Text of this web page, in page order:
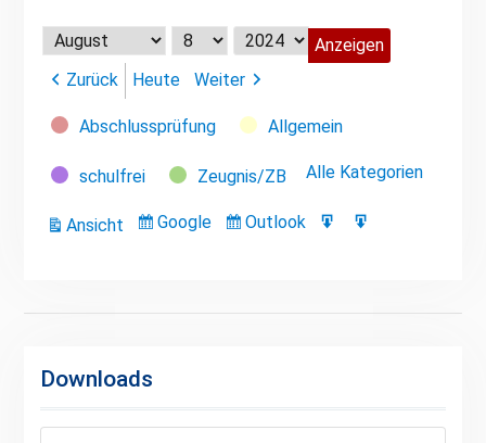
Monat
Tag
Jahr
Zurück
Heute
Weiter
Kategorien
Abschlussprüfung Allgemein
schulfrei Zeugnis/ZB Alle Kategorien
Ansicht ausdrucken
Eintragen
Google
Eintragen
Outlook
Google-
Downloads